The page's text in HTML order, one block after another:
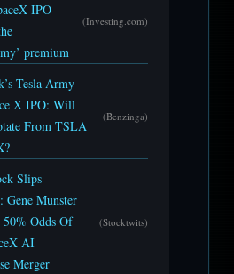
IPO
premium
(Investing.com)
Tesla Army
X IPO: Will
From TSLA
(Benzinga)
Slips
Gene Munster
50% Odds Of
AI
Merger
(Stocktwits)